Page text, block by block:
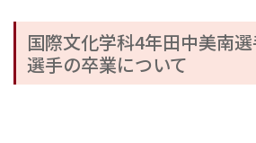
国際文化学科4年田中美南選
選手の卒業について